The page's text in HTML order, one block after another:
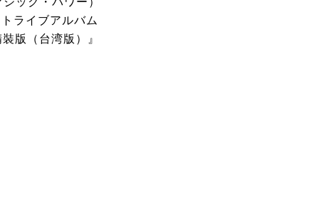
ライブアルバム
版（台湾版）』